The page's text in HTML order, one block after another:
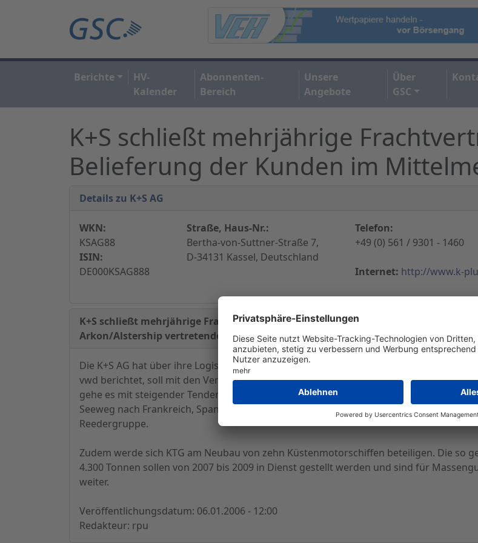
Berichte
HV-
Kalender
Abonnenten-
Bereich
Unsere
Angebote
Über
GSC
K+S schließt mehrjährige
Belieferung der Kunden im
Details zu K+S AG
WKN:
KSAG88
ISIN:
DE000KSAG888
Straße, Haus-Nr.:
Bertha-von-Suttner-Straße 7,
D-34131 Kassel, Deutschland
Telefon:
+49 (0) 561 / 9301 - 1460
Internet: http://www.k-
K+S schließt mehrjährige Frachtverträge zur Belieferung der Kunden im
Arkon/Alstership vertretende Reedergruppe
Die K+S AG hat über ihre Logistiktochter KTG mehrjährige Frachtverträge zur
vwd berichtet, soll mit den Verträgen der zunehmenden Verknappung von
gehe es mit steigender Tendenz jährlich um mehrere Hunderttausend Tonnen
Seeweg nach Frankreich, Spanien, Italien und Griechenland transportiert werden.
Reedergruppe.
Zudem werde sich KTG am Neubau von zehn Küstenmotorschiffen beteiligen. Die so
4.300 Tonnen sollen von 2007 bis 2009 in Dienst gestellt werden und sind für
weiter.
Veröffentlichungsdatum: 06.01.2006 - 12:00
Redakteur: rpu